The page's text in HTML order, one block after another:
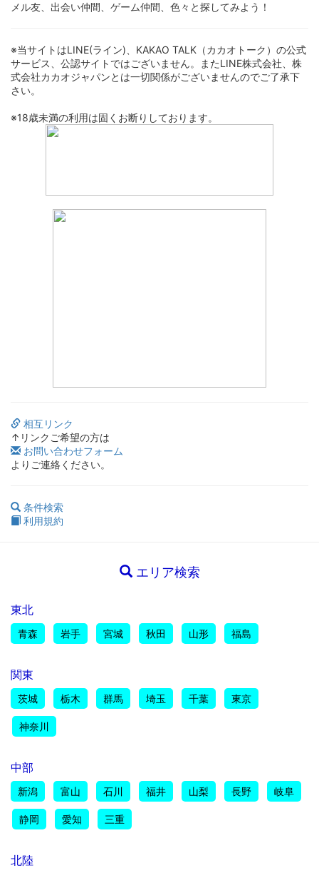
メル友、出会い仲間、ゲーム仲間、色々と探してみよう！
※当サイトはLINE(ライン)、KAKAO TALK（カカオトーク）の公式
サービス、公認サイトではございません。またLINE株式会社、株
式会社カカオジャパンとは一切関係がございませんのでご了承下
さい。
※18歳未満の利用は固くお断りしております。
相互リンク
↑リンクご希望の方は
お問い合わせフォーム
よりご連絡ください。
条件検索
利用規約
エリア検索
東北
青森 岩手 宮城 秋田 山形 福島
関東
茨城 栃木 群馬 埼玉 千葉 東京
神奈川
中部
新潟 富山 石川 福井 山梨 長野 岐阜
静岡 愛知 三重
北陸